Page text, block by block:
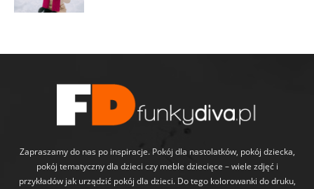
Zapraszamy do nas po inspiracje. Pokój dla nastolatków, pokój dziecka,
pokój tematyczny dla dzieci czy meble dziecięce – wiele zdjęć i
przykładów jak urządzić pokój dla dzieci. Do tego kolorowanki do druku,